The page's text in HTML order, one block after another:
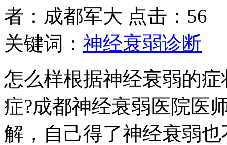
者：成都军大 点击：56
关键词： 神经衰弱诊断
怎么样根据神经衰弱的
症?成都神经衰弱医院医
解，自己得了神经衰弱